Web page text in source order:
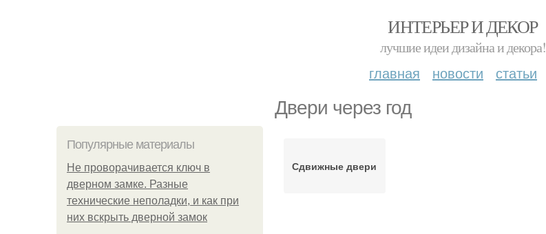
ИНТЕРЬЕР И ДЕКОР
лучшие идеи дизайна и декора!
главная новости статьи
Двери через год
Популярные материалы
Не проворачивается ключ в
дверном замке. Разные
технические неполадки, и как при
них вскрыть дверной замок
Сдвижные двери